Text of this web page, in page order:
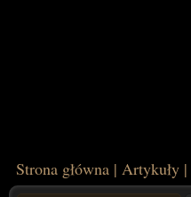
Strona główna | Artykuły |